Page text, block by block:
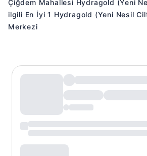
Çiğdem Mahallesi Hydragold (Yeni
ilgili En İyi 1 Hydragold (Yeni Nesil Cilt
Merkezi